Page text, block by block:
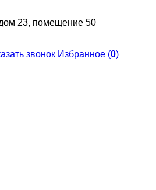
23, помещение 50
звонок Избранное (0)